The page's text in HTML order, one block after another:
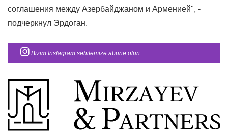
соглашения между Азербайджаном и Арменией", -
подчеркнул Эрдоган.
Bizim Instagram səhifəmizə abunə olun